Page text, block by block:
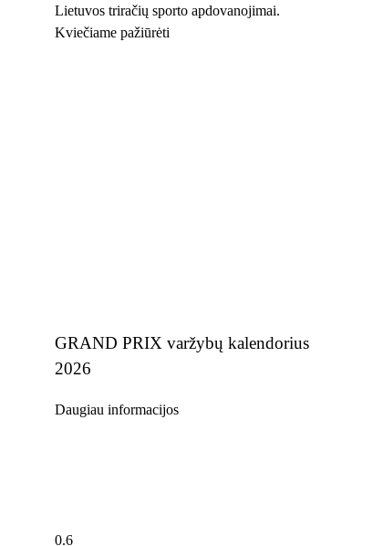
Lietuvos triračių sporto apdovanojimai.
Kviečiame pažiūrėti
GRAND PRIX varžybų kalendorius
2026
Daugiau informacijos